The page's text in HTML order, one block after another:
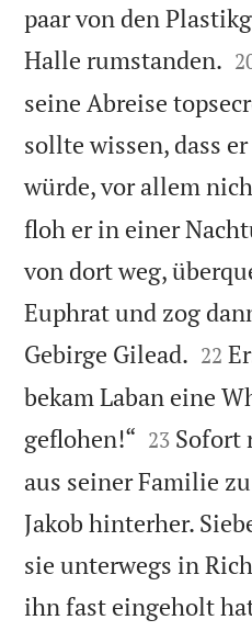
paar von den
Halle rumstanden. 
seine Abreise
sollte wissen, dass
würde, vor allem
floh er in einer
von dort weg,
Euphrat und zog
Gebirge Gilead. 

22
bekam Laban eine
geflohen!“ 

23 Sofort
aus seiner Familie
Jakob hinterher.
sie unterwegs in
ihn fast eingeholt